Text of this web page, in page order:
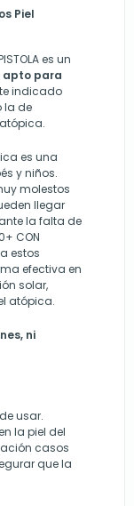
Piel
es un
apto para
indicado
la de
es una
y niños.
molestos
llegar
la falta de
CON
estos
efectiva en
solar,
atópica.
ni
usar.
la piel del
casos
que la